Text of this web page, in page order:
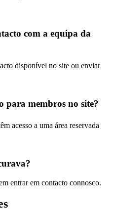
com a equipa da
disponível no site ou enviar
para membros no site?
acesso a uma área reservada
entrar em contacto connosco.